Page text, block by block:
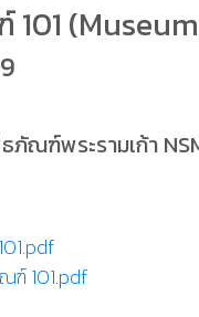
ณฑ์พระรามเก้า
ฑ์ 101.pdf